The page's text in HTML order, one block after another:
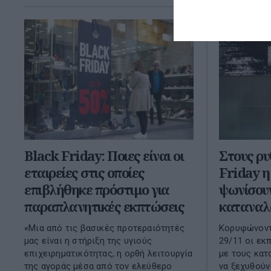
Black Friday: Ποιες είναι οι
εταιρείες στις οποίες
επιβλήθηκε πρόστιμο για
παραπλανητικές εκπτώσεις
«Μια από τις βασικές προτεραιότητές
μας είναι η στήριξη της υγιούς
επιχειρηματικότητας, η ορθή λειτουργία
της αγοράς μέσα από τον ελεύθερο
Στους
Friday η
29/11 οι
με τους
να